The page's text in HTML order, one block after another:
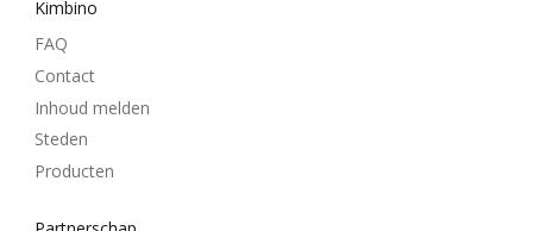
Kimbino
FAQ
Contact
Inhoud melden
Steden
Producten